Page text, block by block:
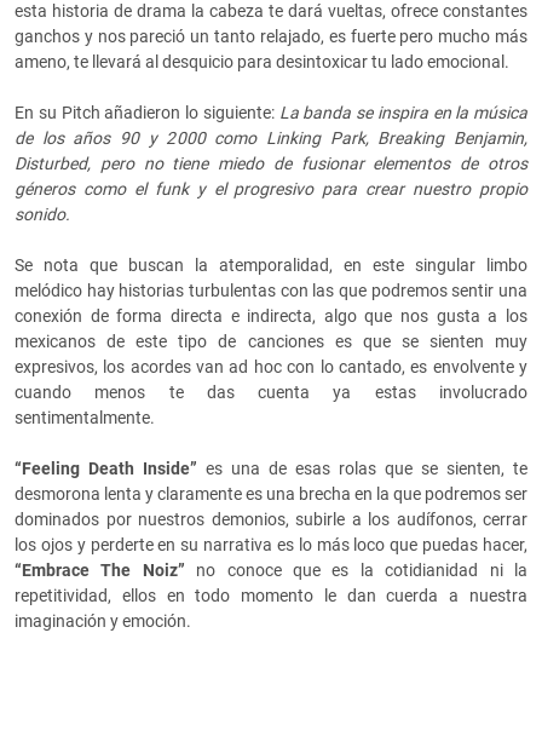
esta historia de drama la cabeza te dará vueltas, ofrece constantes
ganchos y nos pareció un tanto relajado, es fuerte pero mucho más
ameno, te llevará al desquicio para desintoxicar tu lado emocional.
En su Pitch añadieron lo siguiente:La banda se inspira en la música
de los años 90 y 2000 como Linking Park, Breaking Benjamin,
Disturbed, pero no tiene miedo de fusionar elementos de otros
géneros como el funk y el progresivo para crear nuestro propio
sonido.
Se nota que buscan la atemporalidad, en este singular limbo
melódico hay historias turbulentas con las que podremos sentir una
conexión de forma directa e indirecta, algo que nos gusta a los
mexicanos de este tipo de canciones es que se sienten muy
expresivos, los acordes van ad hoc con lo cantado, es envolvente y
cuando menos te das cuenta ya estas involucrado
sentimentalmente.
“Feeling Death Inside” es una de esas rolas que se sienten, te
desmorona lenta y claramente es una brecha en la que podremos ser
dominados por nuestros demonios, subirle a los audífonos, cerrar
los ojos y perderte en su narrativa es lo más loco que puedas hacer,
“Embrace The Noiz” no conoce que es la cotidianidad ni la
repetitividad, ellos en todo momento le dan cuerda a nuestra
imaginación y emoción.